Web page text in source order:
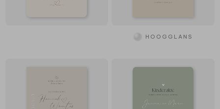
HOOGGLANS